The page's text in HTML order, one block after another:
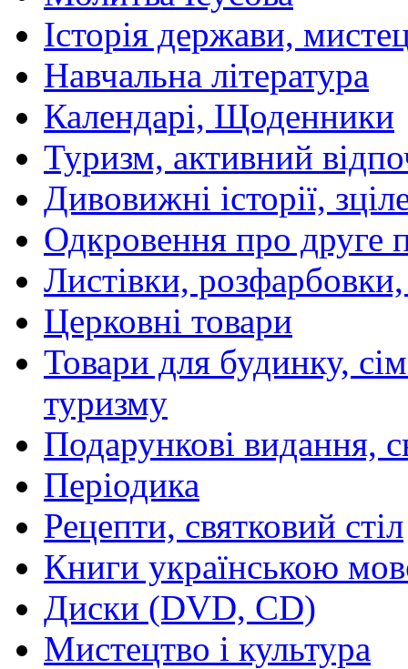
Історія держави,
Навчальна література
Календарі, Щоденники
Туризм, активний
Дивовижні історії,
Одкровення про друге
Листівки,
Церковні товари
Товари для будинку,
туризму
Подарункові видання,
Періодика
Рецепти, святковий стіл
Книги українською
Диски (DVD, CD)
Мистецтво і культура